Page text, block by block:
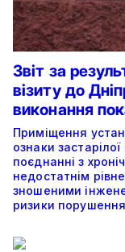
Звіт за
візиту до
виконання
Приміщення
ознаки
поєднанні з
недостатнім
зношеними
ризики